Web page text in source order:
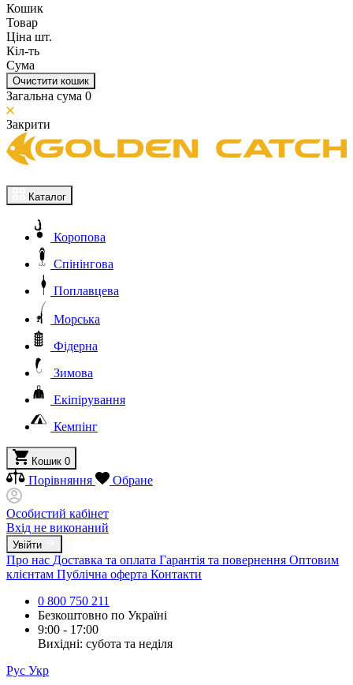
Кошик
Товар
Ціна шт.
Кіл-ть
Сума
Очистити кошик
Загальна сума 0
Закрити
Каталог
Коропова
Спінінгова
Поплавцева
Морська
Фідерна
Зимова
Екіпірування
Кемпінг
Кошик 0
Порівняння Обране
Особистий кабінет
Вхід не виконаний
Увійти
Про нас Доставка та оплата Гарантія та повернення Оптовим
клієнтам Публічна оферта Контакти
0 800 750 211
Безкоштовно по Україні
9:00 - 17:00
Вихідні: субота та неділя
Рус Укр